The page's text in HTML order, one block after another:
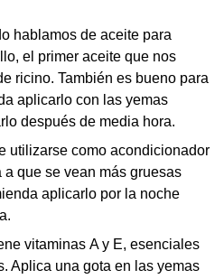
hablamos de aceite para
el primer aceite que nos
ricino. También es bueno para
aplicarlo con las yemas
después de media hora.
utilizarse como acondicionador
a que se vean más gruesas
aplicarlo por la noche
vitaminas A y E, esenciales
Aplica una gota en las yemas